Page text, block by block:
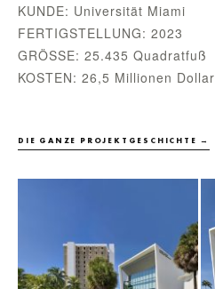
KUNDE: Universität Miami
FERTIGSTELLUNG: 2023
GRÖSSE: 25.435 Quadratfuß
KOSTEN: 26,5 Millionen Dollar
DIE GANZE PROJEKTGESCHICHTE →